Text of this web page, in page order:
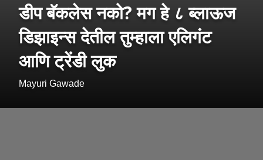
डीप बॅकलेस नको? मग हे ८ ब्लाऊज
डिझाइन्स देतील तुम्हाला एलिगंट
आणि ट्रेंडी लुक
Mayuri Gawade